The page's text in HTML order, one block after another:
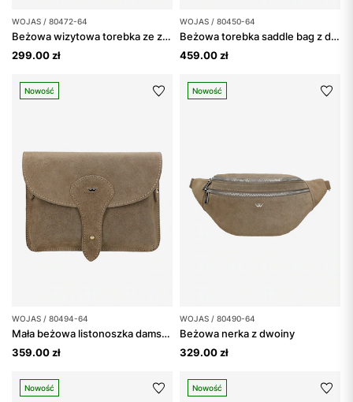
WOJAS / 80472-64
Beżowa wizytowa torebka ze złotym łańcuszkiem
299.00 zł
WOJAS / 80450-64
Beżowa torebka saddle bag z dwoiny ze złotymi elementami
459.00 zł
Nowość
WOJAS / 80494-64
Mała beżowa listonoszka damska z dwoiny
359.00 zł
Nowość
WOJAS / 80490-64
Beżowa nerka z dwoiny
329.00 zł
Nowość Nowość